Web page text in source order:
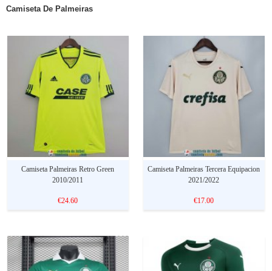
Camiseta De Palmeiras
Camiseta Palmeiras Retro Green
2010/2011
€24.60
Camiseta Palmeiras Tercera Equipacion
2021/2022
€17.00